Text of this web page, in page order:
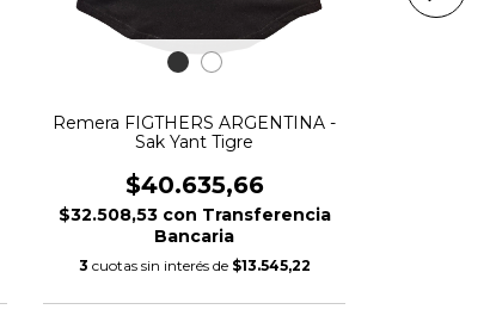
Remera FIGTHERS ARGENTINA -
Sak Yant Tigre
$40.635,66
$32.508,53 con Transferencia
Bancaria
3 cuotas sin interés de $13.545,22